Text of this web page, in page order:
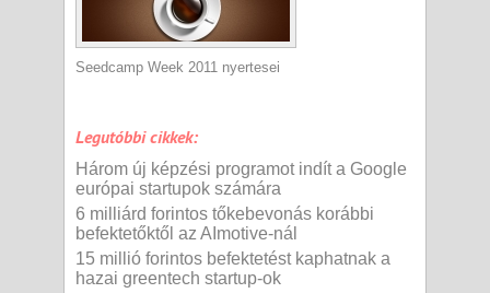
Seedcamp Week 2011 nyertesei
Legutóbbi cikkek:
Három új képzési programot indít a Google
európai startupok számára
6 milliárd forintos tőkebevonás korábbi
befektetőktől az AImotive-nál
15 millió forintos befektetést kaphatnak a
hazai greentech startup-ok